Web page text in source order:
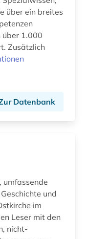
über ein breites
über 1.000
Zusätzlich
Datenbank
umfassende
und
im
Leser mit den
nicht-